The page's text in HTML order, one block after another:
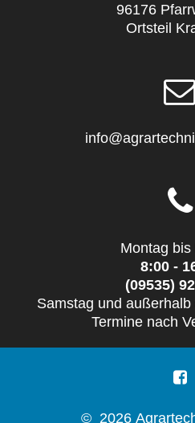
96176
Ortsteil
Montag bis
8:00 -
(09535)
Samstag und
Termine nach
© 2026